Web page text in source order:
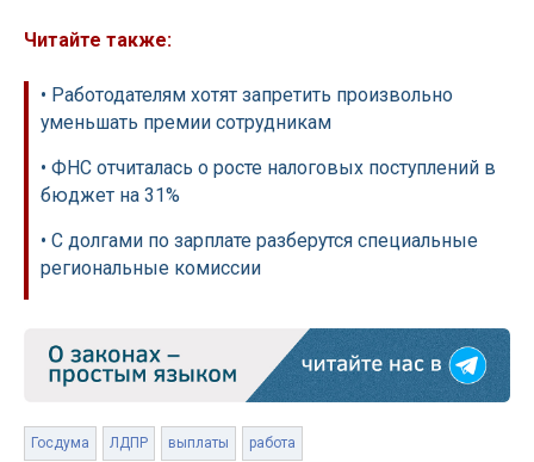
Читайте также:
• Работодателям хотят запретить произвольно
уменьшать премии сотрудникам
• ФНС отчиталась о росте налоговых поступлений в
бюджет на 31%
• С долгами по зарплате разберутся специальные
региональные комиссии
Госдума ЛДПР выплаты работа